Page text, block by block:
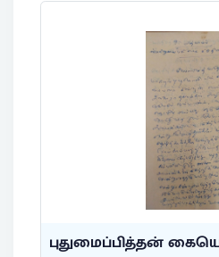
புதுமைப்பித்தன்